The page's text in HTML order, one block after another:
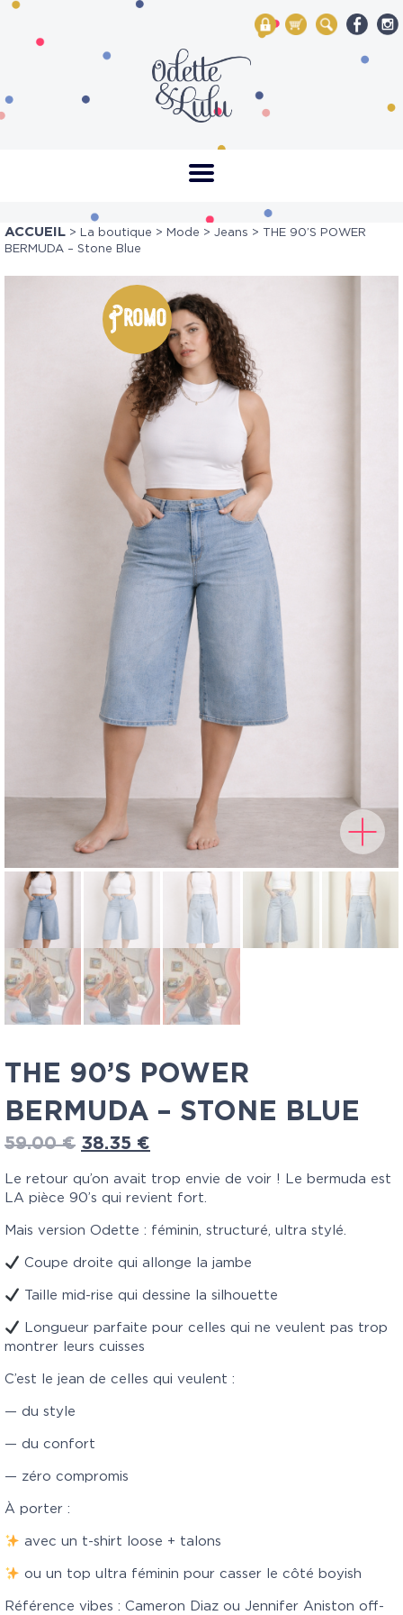
My Account
Mon panier
Rechercher
ACCUEIL > La boutique > Mode > Jeans > THE 90’S POWER
BERMUDA – Stone Blue
Promo
THE 90’S POWER
BERMUDA – STONE BLUE
59.00€ 38.35 €
Le retour qu’on avait trop envie de voir ! Le bermuda est
LA pièce 90’s qui revient fort.
Mais version Odette : féminin, structuré, ultra stylé.
Coupe droite qui allonge la jambe
Taille mid-rise qui dessine la silhouette
Longueur parfaite pour celles qui ne veulent pas trop
montrer leurs cuisses
C’est le jean de celles qui veulent :
— du style
— du confort
— zéro compromis
À porter :
avec un t-shirt loose + talons
ou un top ultra féminin pour casser le côté boyish
Référence vibes : Cameron Diaz ou Jennifer Aniston off-